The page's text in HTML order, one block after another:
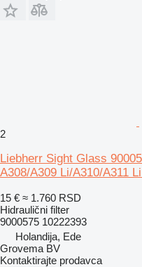
2
Liebherr Sight Glass
A308/A309 Li/A310/A311
15 € ≈ 1.760 RSD
Hidraulični filter
9000575 10222393
Holandija, Ede
Grovema BV
Kontaktirajte prodavca